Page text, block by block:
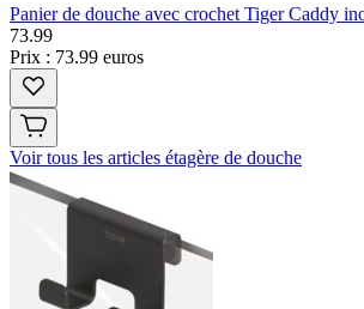
Panier de douche avec crochet Tiger Caddy
73.99
Prix : 73.99 euros
Voir tous les articles étagère de douche